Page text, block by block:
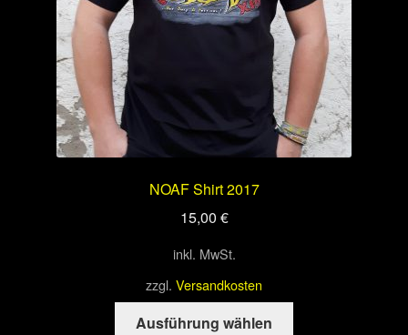
Produktseite
gewählt
werden
NOAF Shirt 2017
15,00 €
inkl. MwSt.
zzgl. Versandkosten
Ausführung wählen